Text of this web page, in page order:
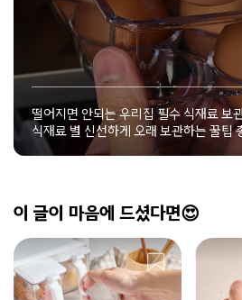
떨어지면 안되는 우리집 필수 식재료 보
식재료 별 신선하게 오래 보관하는 꿀팁
이 글이 마음에 드셨다면😍